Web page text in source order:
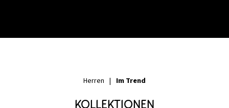
Herren | Im Trend
Kollektionen